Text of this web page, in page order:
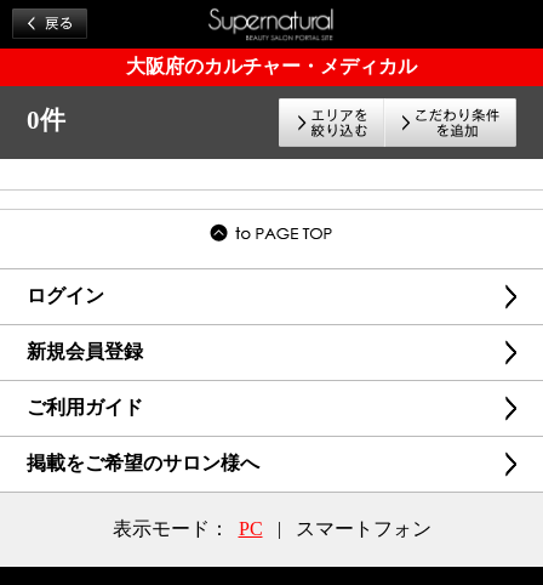
大阪府のカルチャー・メディカル
0件
ログイン
新規会員登録
ご利用ガイド
掲載をご希望のサロン様へ
表示モード： PC | スマートフォン